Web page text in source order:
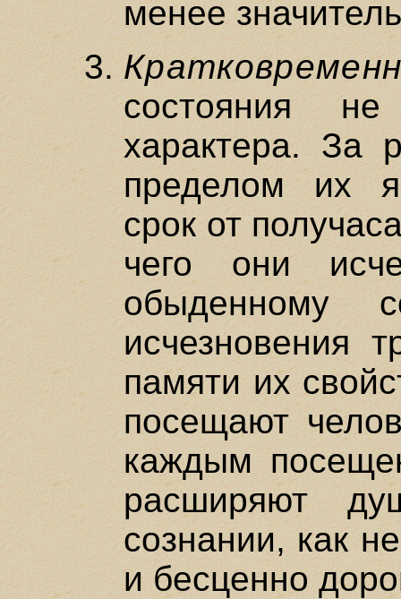
менее
состояния
характера. За
пределом их
срок от
чего они
обыденному
исчезновения
памяти их
посещают
каждым
расширяют
сознании, как
и бесценно